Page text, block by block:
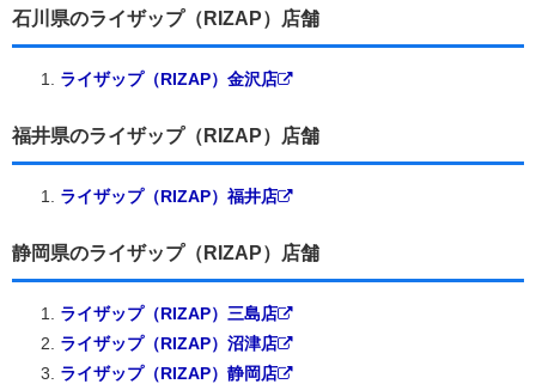
石川県のライザップ（RIZAP）店舗
ライザップ（RIZAP）金沢店
福井県のライザップ（RIZAP）店舗
ライザップ（RIZAP）福井店
静岡県のライザップ（RIZAP）店舗
ライザップ（RIZAP）三島店
ライザップ（RIZAP）沼津店
ライザップ（RIZAP）静岡店